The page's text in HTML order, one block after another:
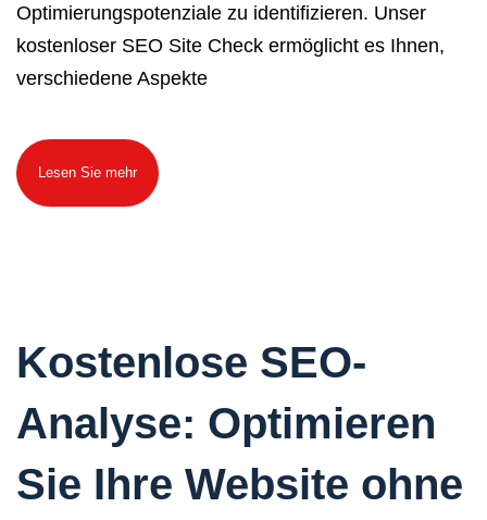
Optimierungspotenziale zu identifizieren. Unser
kostenloser SEO Site Check ermöglicht es Ihnen,
verschiedene Aspekte
Lesen Sie mehr
Kostenlose SEO-
Analyse: Optimieren
Sie Ihre Website ohne